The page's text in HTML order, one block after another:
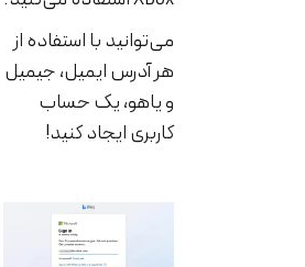
می‌توانید با استفاده از
هر آدرس ایمیل، جیمیل
و یاهو، یک حساب
کاربری ایجاد کنید!